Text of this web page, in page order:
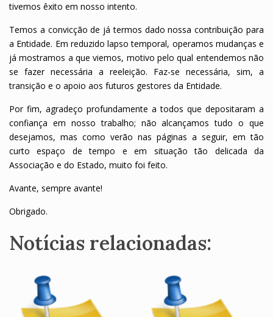
tivemos êxito em nosso intento.
Temos a convicção de já termos dado nossa contribuição para
a Entidade. Em reduzido lapso temporal, operamos mudanças e
já mostramos a que viemos, motivo pelo qual entendemos não
se fazer necessária a reeleição. Faz-se necessária, sim, a
transição e o apoio aos futuros gestores da Entidade.
Por fim, agradeço profundamente a todos que depositaram a
confiança em nosso trabalho; não alcançamos tudo o que
desejamos, mas como verão nas páginas a seguir, em tão
curto espaço de tempo e em situação tão delicada da
Associação e do Estado, muito foi feito.
Avante, sempre avante!
Obrigado.
Notícias relacionadas: